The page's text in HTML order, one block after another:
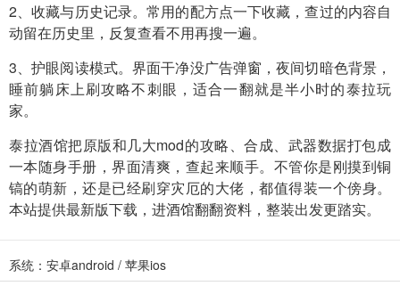
2、收藏与历史记录。常用的配方点一下收藏，查过的内容自
动留在历史里，反复查看不用再搜一遍。
3、护眼阅读模式。界面干净没广告弹窗，夜间切暗色背景，
睡前躺床上刷攻略不刺眼，适合一翻就是半小时的泰拉玩
家。
泰拉酒馆把原版和几大mod的攻略、合成、武器数据打包成
一本随身手册，界面清爽，查起来顺手。不管你是刚摸到铜
镐的萌新，还是已经刷穿灾厄的大佬，都值得装一个傍身。
本站提供最新版下载，进酒馆翻翻资料，整装出发更踏实。
系统：安卓android / 苹果ios